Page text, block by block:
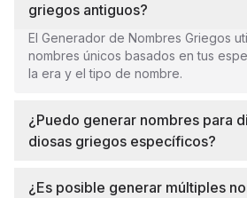
griegos antiguos?
El Generador de Nombres Griegos
nombres únicos basados en tus
la era y el tipo de nombre.
¿Puedo generar nombres para
diosas griegos específicos?
¿Es posible generar múltiples